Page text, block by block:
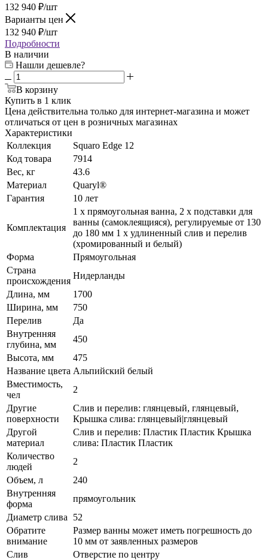
132 940 ₽/шт
Варианты цен
132 940 ₽/шт
Подробности
В наличии
Нашли дешевле?
В корзину
Купить в 1 клик
Цена действительна только для интернет-магазина и может
отличаться от цен в розничных магазинах
Характеристики
Коллекция
Squaro Edge 12
Код товара
7914
Вес, кг
43.6
Материал
Quaryl®
Гарантия
10 лет
Комплектация
1 x прямоугольная ванна, 2 x подставки для
ванны (самоклеящияся), регулируемые от 130
до 180 мм 1 x удлиненный слив и перелив
(хромированный и белый)
Форма
Прямоугольная
Страна
происхождения
Нидерланды
Длина, мм
1700
Ширина, мм
750
Перелив
Да
Внутренняя
глубина, мм
450
Высота, мм
475
Название цвета Альпийский белый
Вместимость,
чел
2
Другие
поверхности
Слив и перелив: глянцевый, глянцевый,
Крышка слива: глянцевый|глянцевый
Другой
материал
Слив и перелив: Пластик Пластик Крышка
слива: Пластик Пластик
Количество
людей
2
Объем, л
240
Внутренняя
форма
прямоугольник
Диаметр слива
52
Обратите
внимание
Размер ванны может иметь погрешность до
10 мм от заявленных размеров
Слив
Отверстие по центру